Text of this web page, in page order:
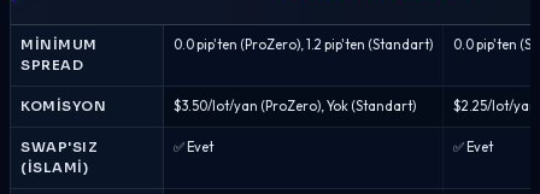
MINIMUM
SPREAD
0.0 pip'ten (ProZero), 1.2 pip'ten (Standart) 0.0 pip'ten
KOMISYON $3.50/lot/yan (ProZero), Yok (Standart) $2.25/lot/yan
SWAP'SIZ
(İSLAMI)
✅ Evet ✅ Evet